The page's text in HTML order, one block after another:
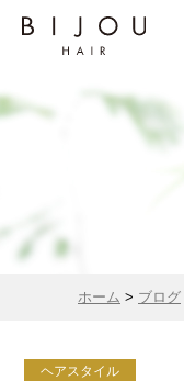
ホーム > ブログ
ヘアスタイル